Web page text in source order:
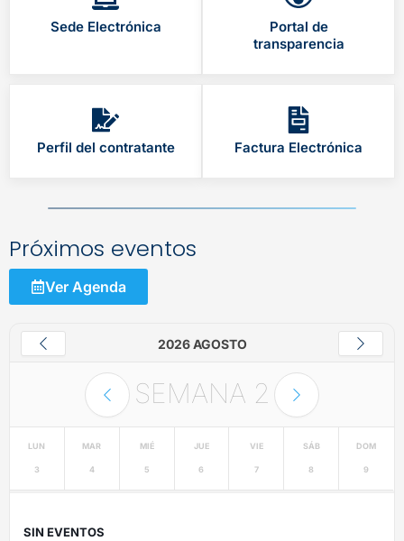
Sede Electrónica
Portal de
transparencia
Perfil del contratante Factura Electrónica
Próximos eventos
Ver Agenda
2026 AGOSTO
SEMANA 2
LUN
3
MAR
4
MIÉ
5
JUE
6
VIE
7
SÁB
8
DOM
9
SIN EVENTOS